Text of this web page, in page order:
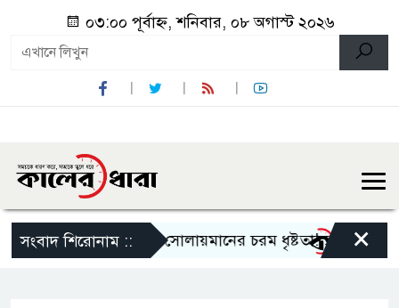
০৩:০০ পূর্বাহ্ন, শনিবার, ০৮ অগাস্ট ২০২৬
সংবাদ শিরোনাম ::
গৌরনদীতে বহুরূপী সোলায়মানের চরম ধৃষ্টতা! জুলাই গণ-
×